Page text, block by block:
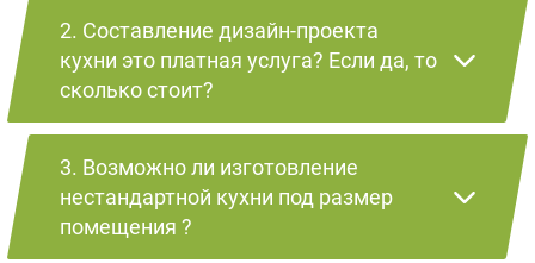
2. Составление дизайн-проекта
кухни это платная услуга? Если да, то
сколько стоит?
3. Возможно ли изготовление
нестандартной кухни под размер
помещения ?